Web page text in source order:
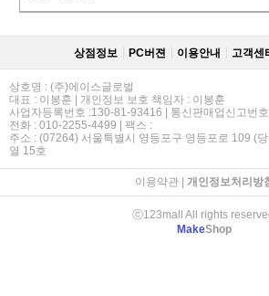
상점정보 PC버젼 이용안내 고객센
상호명 : (주)에이스글로벌
대표 : 이봉훈 | 개인정보 보호 책임자 : 이봉훈
사업자등록번호 :130-81-93416 | 통신판매업신고번
전화 : 010-2255-4499 | 팩스 :
주소 : (07264) 서울특별시 영등포구 영등포로 109 (
열 15호
이용약관| 개인정보처리방
ⓒ123mall All rights
MakeShop